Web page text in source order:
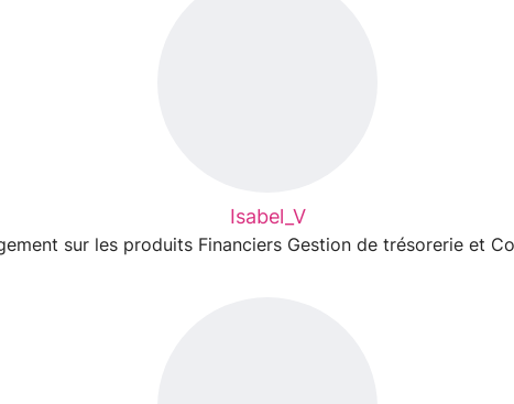
Isabel_V
sur les produits Financiers Gestion de trésorerie et